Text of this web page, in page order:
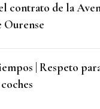
contrato de la
Ourense
| Respeto